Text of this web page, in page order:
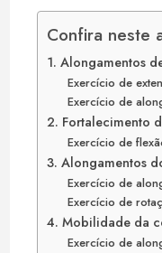
Confira neste
1. Alongamentos
Exercício de
Exercício de
2. Fortalecimento
Exercício de
3. Alongamentos
Exercício de
Exercício de
4. Mobilidade da
Exercício de